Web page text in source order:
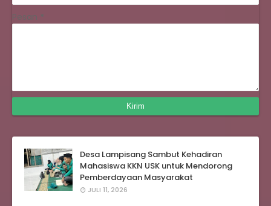
Pesan *
Desa Lampisang Sambut Kehadiran
Mahasiswa KKN USK untuk Mendorong
Pemberdayaan Masyarakat
JULI 11, 2026